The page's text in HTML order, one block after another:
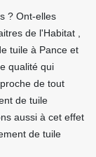
? Ont-elles
de l'Habitat ,
tuile à Pance et
qualité qui
de tout
de tuile
aussi à cet effet
de tuile